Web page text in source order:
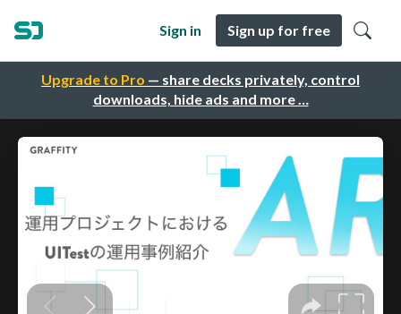
Upgrade to Pro — share decks privately, control
downloads, hide ads and more …
Sign in Sign up for free